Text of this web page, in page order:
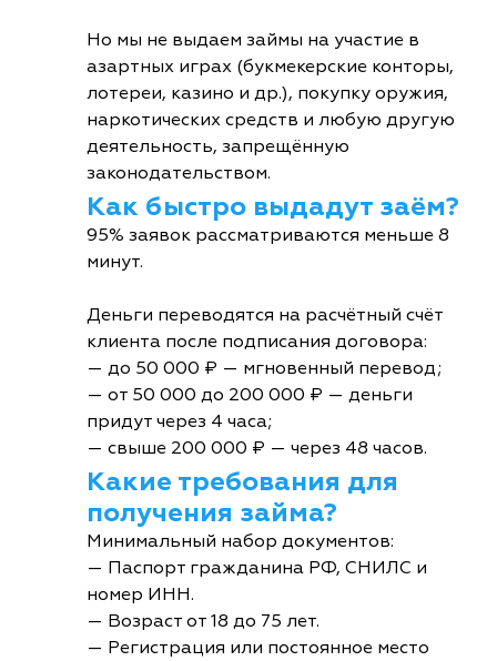
Но мы не выдаем займы на участие в
азартных играх (букмекерские конторы,
лотереи, казино и др.), покупку оружия,
наркотических средств и любую другую
деятельность, запрещённую
законодательством.
Как быстро выдадут заём?
95% заявок рассматриваются меньше 8
минут.
Деньги переводятся на расчётный счёт
клиента после подписания договора:
— до 50 000 ₽ — мгновенный перевод;
— от 50 000 до 200 000 ₽ — деньги
придут через 4 часа;
— свыше 200 000 ₽ — через 48 часов.
Какие требования для
получения займа?
Минимальный набор документов:
— Паспорт гражданина РФ, СНИЛС и
номер ИНН.
— Возраст от 18 до 75 лет.
— Регистрация или постоянное место